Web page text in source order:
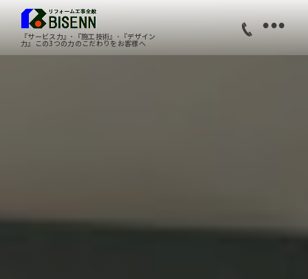
『サービス力』･『施工技術』･『デザイン
力』この3つの力のこだわりをお客様へ
•